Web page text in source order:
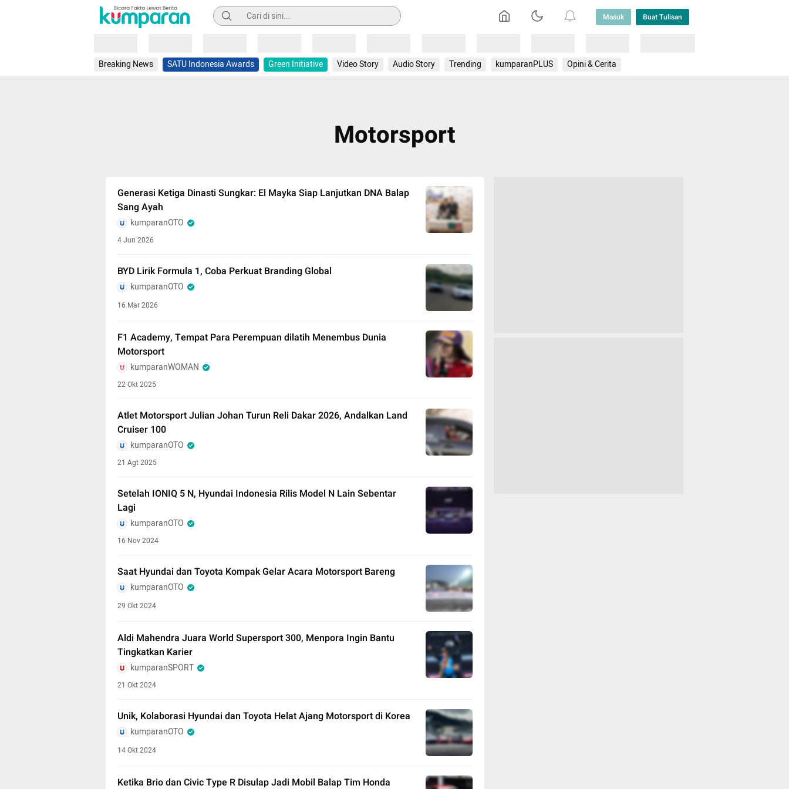
Pencarian Masuk Buat Tulisan
Breaking News SATU Indonesia Awards Green Initiative Video Story Audio Story Trending kumparanPLUS Opini & Cerita
Motorsport
Generasi Ketiga Dinasti Sungkar: El Mayka Siap Lanjutkan DNA Balap
Sang Ayah
kumparanOTO
4 Jun 2026
BYD Lirik Formula 1, Coba Perkuat Branding Global
kumparanOTO
16 Mar 2026
F1 Academy, Tempat Para Perempuan dilatih Menembus Dunia
Motorsport
kumparanWOMAN
22 Okt 2025
Atlet Motorsport Julian Johan Turun Reli Dakar 2026, Andalkan Land
Cruiser 100
kumparanOTO
21 Agt 2025
Setelah IONIQ 5 N, Hyundai Indonesia Rilis Model N Lain Sebentar
Lagi
kumparanOTO
16 Nov 2024
Saat Hyundai dan Toyota Kompak Gelar Acara Motorsport Bareng
kumparanOTO
29 Okt 2024
Aldi Mahendra Juara World Supersport 300, Menpora Ingin Bantu
Tingkatkan Karier
kumparanSPORT
21 Okt 2024
Unik, Kolaborasi Hyundai dan Toyota Helat Ajang Motorsport di Korea
kumparanOTO
14 Okt 2024
Ketika Brio dan Civic Type R Disulap Jadi Mobil Balap Tim Honda